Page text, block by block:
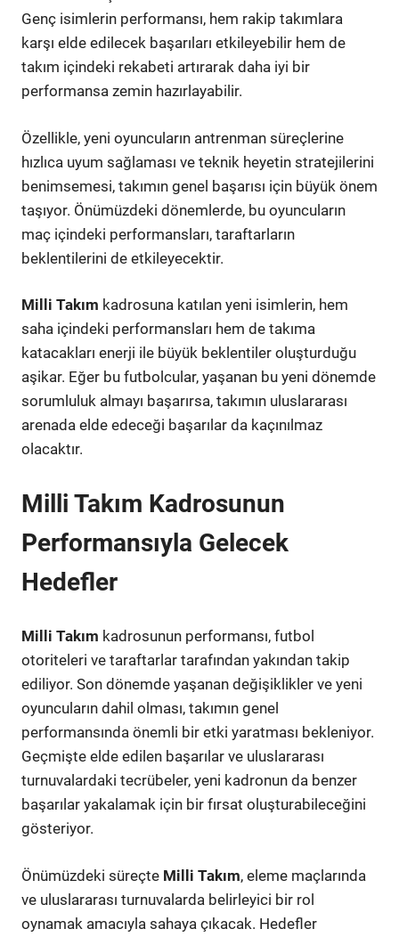
Genç isimlerin performansı, hem rakip takımlara
karşı elde edilecek başarıları etkileyebilir hem de
takım içindeki rekabeti artırarak daha iyi bir
performansa zemin hazırlayabilir.
Özellikle, yeni oyuncuların antrenman süreçlerine
hızlıca uyum sağlaması ve teknik heyetin stratejilerini
benimsemesi, takımın genel başarısı için büyük önem
taşıyor. Önümüzdeki dönemlerde, bu oyuncuların
maç içindeki performansları, taraftarların
beklentilerini de etkileyecektir.
Milli Takım kadrosuna katılan yeni isimlerin, hem
saha içindeki performansları hem de takıma
katacakları enerji ile büyük beklentiler oluşturduğu
aşikar. Eğer bu futbolcular, yaşanan bu yeni dönemde
sorumluluk almayı başarırsa, takımın uluslararası
arenada elde edeceği başarılar da kaçınılmaz
olacaktır.
Milli Takım Kadrosunun
Performansıyla Gelecek
Hedefler
Milli Takım kadrosunun performansı, futbol
otoriteleri ve taraftarlar tarafından yakından takip
ediliyor. Son dönemde yaşanan değişiklikler ve yeni
oyuncuların dahil olması, takımın genel
performansında önemli bir etki yaratması bekleniyor.
Geçmişte elde edilen başarılar ve uluslararası
turnuvalardaki tecrübeler, yeni kadronun da benzer
başarılar yakalamak için bir fırsat oluşturabileceğini
gösteriyor.
Önümüzdeki süreçte Milli Takım, eleme maçlarında
ve uluslararası turnuvalarda belirleyici bir rol
oynamak amacıyla sahaya çıkacak. Hedefler